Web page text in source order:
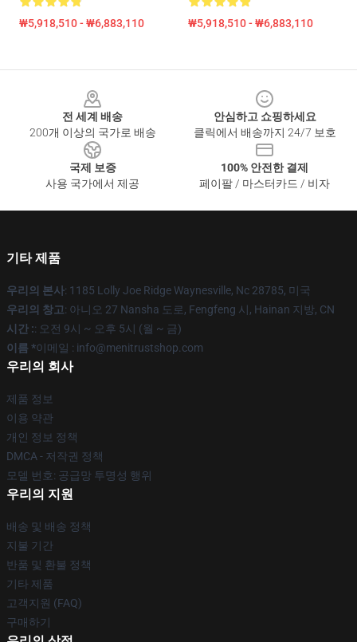
₩5,918,510 - ₩6,883,110 ₩5,918,510 - ₩6,883,110
전 세계 배송
200개 이상의 국가로 배송
안심하고 쇼핑하세요
클릭에서 배송까지 24/7 보호
국제 보증
사용 국가에서 제공
100% 안전한 결제
페이팔 / 마스터카드 / 비자
기타 제품
우리의 본사: 1185 Lolly Joe Ridge Waynesville, Nc 28785, 미국
우리의 창고: 아니오 27 Nansha 도로, Fengfeng 시, Hainan 지방, CN
시간 :: 오전 9시 ~ 오후 5시 (월 ~ 금)
이름 *이메일 : info@menitrustshop.com
우리의 회사
제품 정보
이용 약관
개인 정보 정책
DMCA - 저작권 정책
모델 번호: 공급망 투명성 행위
우리의 지원
배송 및 배송 정책
지불 기간
반품 및 환불 정책
기타 제품
고객지원 (FAQ)
구매하기